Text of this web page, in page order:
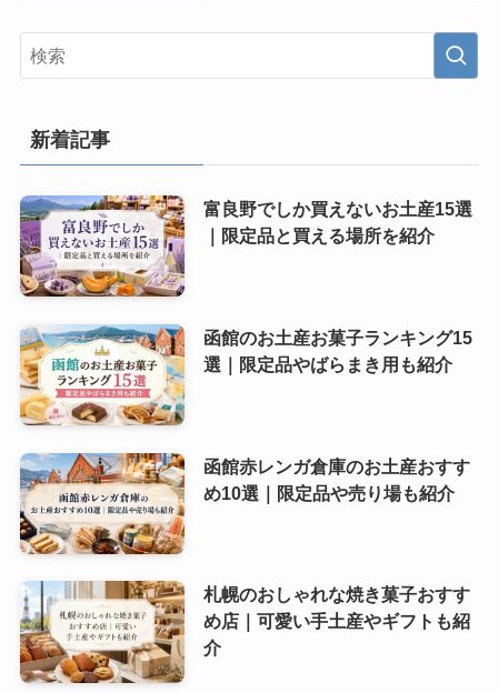
新着記事
富良野でしか買えないお土産15選
｜限定品と買える場所を紹介
函館のお土産お菓子ランキング15
選｜限定品やばらまき用も紹介
函館赤レンガ倉庫のお土産おすす
め10選｜限定品や売り場も紹介
札幌のおしゃれな焼き菓子おすす
め店｜可愛い手土産やギフトも紹
介